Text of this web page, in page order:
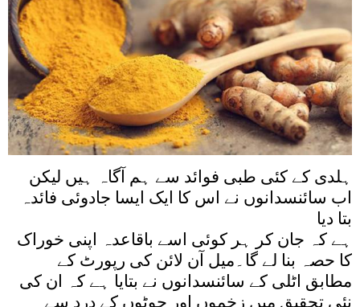
ہلدی کے کئی طبی فوائد سے ہم آگاہ ہیں لیکن
اب سائنسدانوں نے اس کا ایک ایسا جادوئی فائدہ
بتا دیا
ہے کہ جان کر ہر کوئی اسے باقاعدہ اپنی خوراک
کا حصہ بنا لے گا۔میل آن لائن کی رپورٹ کے
مطابق اٹلی کے سائنسدانوں نے بتایا ہے کہ ان کی
نئی تحقیق میں زخموں اور چوٹوں کے درد سے